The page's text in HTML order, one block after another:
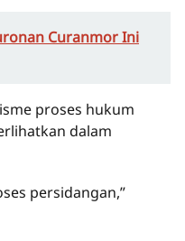
Curanmor Ini
proses hukum
dalam
persidangan,”